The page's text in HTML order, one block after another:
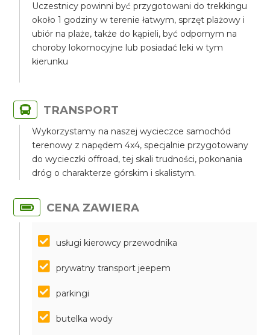
Uczestnicy powinni być przygotowani do trekkingu
około 1 godziny w terenie łatwym, sprzęt plażowy i
ubiór na plaże, także do kąpieli, być odpornym na
choroby lokomocyjne lub posiadać leki w tym
kierunku
TRANSPORT
Wykorzystamy na naszej wycieczce samochód
terenowy z napędem 4x4, specjalnie przygotowany
do wycieczki offroad, tej skali trudności, pokonania
dróg o charakterze górskim i skalistym.
CENA ZAWIERA
usługi kierowcy przewodnika
prywatny transport jeepem
parkingi
butelka wody